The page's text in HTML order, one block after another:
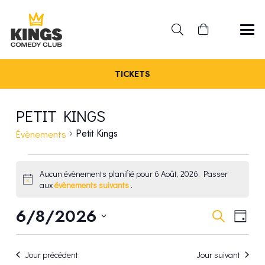
TICKETS
PETIT KINGS
Évènements Petit Kings
ÉVÈNEMENTS
FOR
6
AOÛT,
Notice
Aucun évènements planifié pour 6 Août, 2026. Passer
auxévènements suivants .
ET
Recherche
DE
Jour
6/8/2026
Sélectionnez
uneJour précédent Jour suivant